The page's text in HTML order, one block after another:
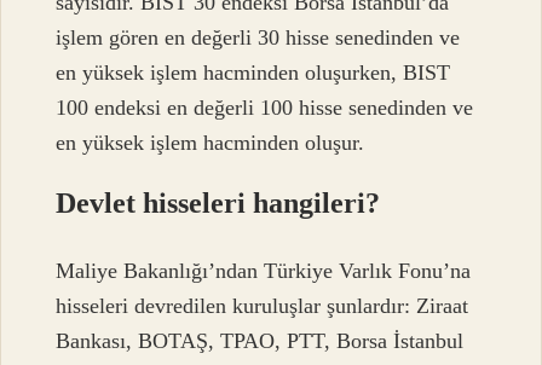
işlem gören en değerli 30 hisse senedinden ve
en yüksek işlem hacminden oluşurken, BIST
100 endeksi en değerli 100 hisse senedinden ve
en yüksek işlem hacminden oluşur.
Devlet hisseleri hangileri?
Maliye Bakanlığı’ndan Türkiye Varlık Fonu’na
hisseleri devredilen kuruluşlar şunlardır: Ziraat
Bankası, BOTAŞ, TPAO, PTT, Borsa İstanbul